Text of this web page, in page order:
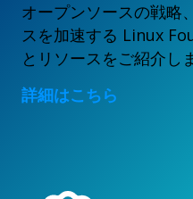
オープンソースの戦略
スを加速する Linux
とリソースをご紹介し
詳細はこちら